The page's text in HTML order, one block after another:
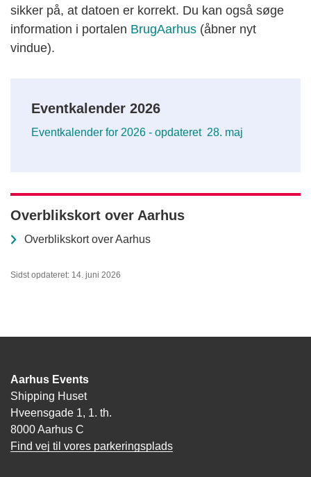
sikker på, at datoen er korrekt. Du kan også søge
information i portalen BrugAarhus (åbner nyt
vindue).
Eventkalender 2026
Eventkalender for 2026 - opdateret 28. maj
Overblikskort over Aarhus
Overblikskort over Aarhus
Sidst opdateret: 14. juni 2026
Aarhus Events
Shipping Huset
Hveensgade 1, 1. th.
8000 Aarhus C
Find vej til vores parkeringsplads